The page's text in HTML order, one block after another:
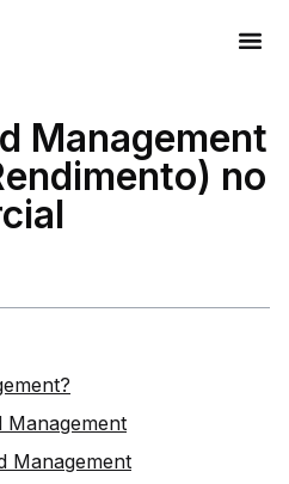
Management
no
Management
Management